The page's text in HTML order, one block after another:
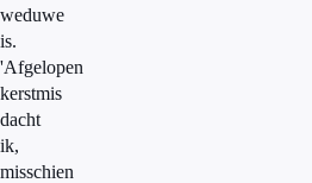
weduwe
is.
'Afgelopen
kerstmis
dacht
ik,
misschien